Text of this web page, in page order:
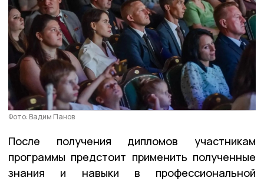
Фото: Вадим Панов
После получения дипломов участникам
программы предстоит применить полученные
знания и навыки в профессиональной